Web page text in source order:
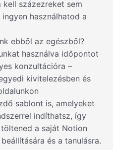
kell százezreket sem
használhatod a
ebből az egészből?
használva időpontot
konzultációra –
kivitelezésben és
sablont is, amelyeket
indíthatsz, így
a saját Notion
és a tanulásra.